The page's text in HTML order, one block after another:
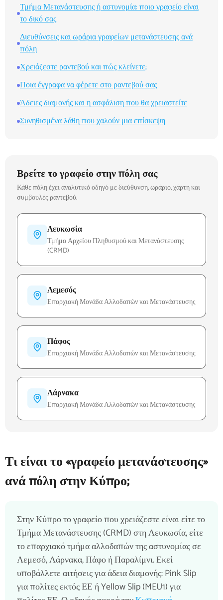
Τμήμα Μετανάστευσης ή αστυνομία: ποιο γραφείο είναι
το δικό σας
Διευθύνσεις και ωράρια γραφείων μετανάστευσης ανά
πόλη
Χρειάζεστε ραντεβού και πώς κλείνετε;
Ποια έγγραφα να φέρετε στο ραντεβού σας
Άδειες διαμονής και η ασφάλιση που θα χρειαστείτε
Συνηθισμένα λάθη που χαλούν μια επίσκεψη
Βρείτε το γραφείο στην πόλη σας
Κάθε πόλη έχει αναλυτικό οδηγό με διεύθυνση, ωράριο, χάρτη και
συμβουλές ραντεβού.
Λευκωσία
Τμήμα Αρχείου Πληθυσμού και Μετανάστευσης
(CRMD)
Λεμεσός
Επαρχιακή Μονάδα Αλλοδαπών και Μετανάστευσης
Πάφος
Επαρχιακή Μονάδα Αλλοδαπών και Μετανάστευσης
Λάρνακα
Επαρχιακή Μονάδα Αλλοδαπών και Μετανάστευσης
Τι είναι το «γραφείο μετανάστευσης»
ανά πόλη στην Κύπρο;
Στην Κύπρο το γραφείο που χρειάζεστε είναι είτε το
Τμήμα Μετανάστευσης (CRMD) στη Λευκωσία, είτε
το επαρχιακό τμήμα αλλοδαπών της αστυνομίας σε
Λεμεσό, Λάρνακα, Πάφο ή Παραλίμνι. Εκεί
υποβάλλετε αιτήσεις για άδεια διαμονής: Pink Slip
για πολίτες εκτός ΕΕ ή Yellow Slip (MEU1) για